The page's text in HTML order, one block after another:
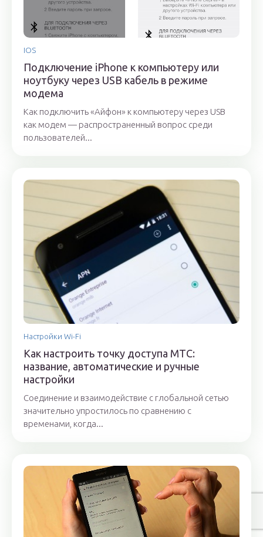
IOS
Подключение iPhone к компьютеру или
ноутбуку через USB кабель в режиме
модема
Как подключить «Айфон» к компьютеру через USB
как модем — распространенный вопрос среди
пользователей...
Настройки Wi-Fi
Как настроить точку доступа МТС:
название, автоматические и ручные
настройки
Соединение и взаимодействие с глобальной сетью
значительно упростилось по сравнению с
временами, когда...